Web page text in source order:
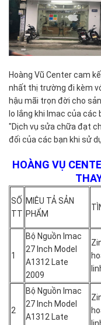
hợp
bộ
nguồn
trên
các
sản
phẩm
Imac.
Các
khi
thay
bộ
nguồn
Imac
hãng
Hoàng
Hoàng Vũ Center cam
nhất thị trường đi kèm
hậu mãi trọn đời cho
lo lắng khi Imac của
"Dịch vụ sửa chữa đạt
đối của các bạn khi sử
HOÀNG VỤ
SỐ
TT
MIÊU TẢ SẢN
PHẨM
1
Bộ Nguồn Imac
27 Inch Model
A1312 Late
2009
2
Bộ Nguồn Imac
27 Inch Model
A1312 Late